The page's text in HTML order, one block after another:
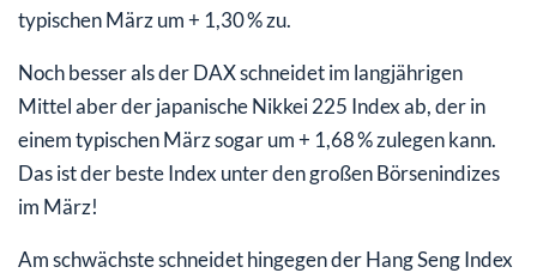
typischen März um + 1,30 % zu.
Noch besser als der DAX schneidet im langjährigen
Mittel aber der japanische Nikkei 225 Index ab, der in
einem typischen März sogar um + 1,68 % zulegen kann.
Das ist der beste Index unter den großen Börsenindizes
im März!
Am schwächste schneidet hingegen der Hang Seng Index